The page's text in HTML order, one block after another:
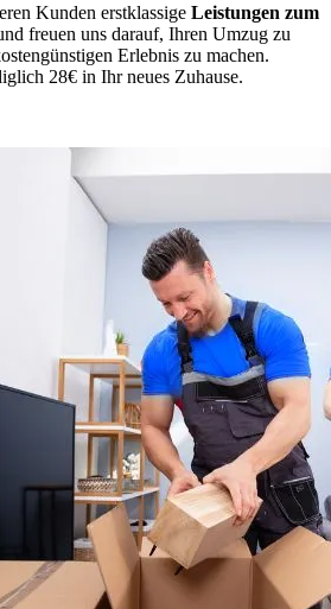
Kunden erstklassige Leistungen zum
freuen uns darauf, Ihren Umzug zu
Erlebnis zu machen.
28€ in Ihr neues Zuhause.